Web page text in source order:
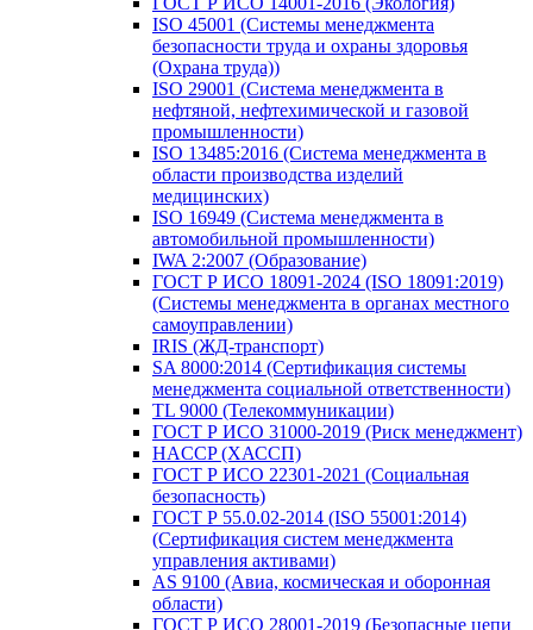
ISO 45001 (Системы менеджмента
безопасности труда и охраны здоровья
(Охрана труда))
ISO 29001 (Система менеджмента в
нефтяной, нефтехимической и газовой
промышленности)
ISO 13485:2016 (Система менеджмента в
области производства изделий
медицинских)
ISO 16949 (Система менеджмента в
автомобильной промышленности)
IWA 2:2007 (Образование)
ГОСТ Р ИСО 18091-2024 (ISO 18091:2019)
(Системы менеджмента в органах местного
самоуправлении)
IRIS (ЖД-транспорт)
SA 8000:2014 (Сертификация системы
менеджмента социальной ответственности)
TL 9000 (Телекоммуникации)
ГОСТ Р ИСО 31000-2019 (Риск менеджмент)
HACCP (ХАССП)
ГОСТ Р ИСО 22301-2021 (Социальная
безопасность)
ГОСТ Р 55.0.02-2014 (ISO 55001:2014)
(Сертификация систем менеджмента
управления активами)
AS 9100 (Авиа, космическая и оборонная
области)
ГОСТ Р ИСО 28001-2019 (Безопасные цепи